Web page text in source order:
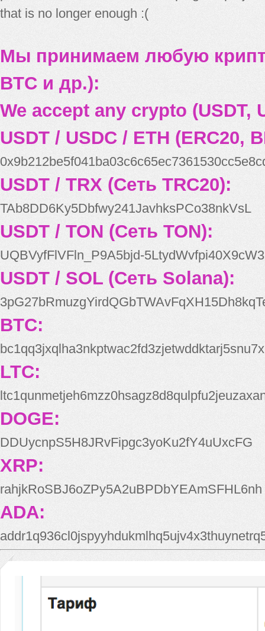
that is no longer enough :(
Мы принимаем любую
BTC и др.):
We accept any crypto (USDT,
USDT / USDC / ETH (ERC20,
USDT / TRX (Сеть TRC20):
TAb8DD6Ky5Dbfwy241JavhksPCo38nkVsL
USDT / TON (Сеть TON):
UQBVyfFlVFln_P9A5bjd-
USDT / SOL (Сеть Solana):
BTC:
bc1qq3jxqlha3nkptwac2fd3zjetwddktarj5snu7x
LTC:
DOGE:
DDUycnpS5H8JRvFipgc3yoKu2fY4uUxcFG
XRP:
rahjkRoSBJ6oZPy5A2uBPDbYEAmSFHL6nh
ADA: